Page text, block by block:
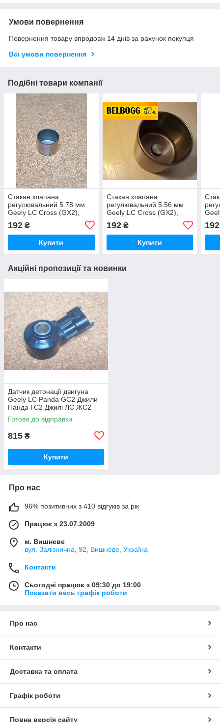
Умови повернення
Повернення товару впродовж 14 днів за рахунок покупця
Всі умови повернення
Подібні товари компанії
Стакан клапана
регулювальний 5.78 мм
Geely LC Cross (GX2),
192 ₴
Купити
Стакан клапана
регулювальний 5.56 мм
Geely LC Cross (GX2),
192₴
Купити
192
Акційні пропозиції та новинки
Датчик детонації двигуна
Geely LC Panda GC2 Джили
Панда ГС2 Джилі ЛС ЖС2
Готово до відправки
815 ₴
Купити
Про нас
96% позитивних з 410 відгуків за рік
Працює з 23.07.2009
м. Вишневе
вул. Залізнична, 92, Вишневе, Україна
Контакти
Сьогодні працює з 09:30 до 19:00
Показати весь графік роботи
Про нас
Контакти
Доставка та оплата
Графік роботи
Повна версія сайту